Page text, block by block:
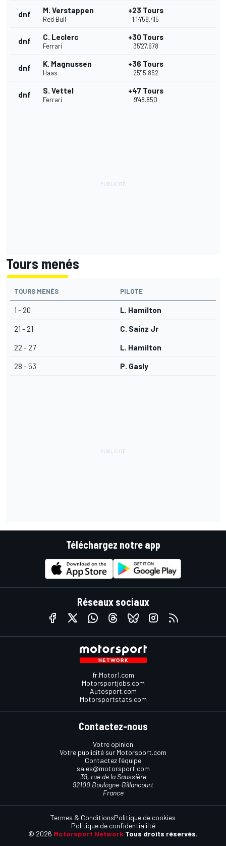
dnf M. Verstappen
Red Bull
+23 Tours
1:14'59.415
dnf C. Leclerc
Ferrari
+30 Tours
35'27.678
dnf K. Magnussen
Haas
+36 Tours
25'15.852
dnf S. Vettel
Ferrari
+47 Tours
9'48.850
Tours menés
TOURS MENÉS PILOTE
1 - 20 L. Hamilton
21 - 21 C. Sainz Jr
22 - 27 L. Hamilton
28 - 53 P. Gasly
Téléchargez notre app
Réseaux sociaux
fr.Motor1.com
Motorsportjobs.com
Autosport.com
Motorsportstats.com
Contactez-nous
Votre opinion
Votre publicité sur Motorsport.com
Contactez l'équipe
sales@motorsport.com
39, rue de la Saussière
92100 Boulogne-Billancourt
France
© 2026 Motorsport Network Tous droits réservés.
Termes & ConditionsPolitique de cookies
Politique de confidentialilté